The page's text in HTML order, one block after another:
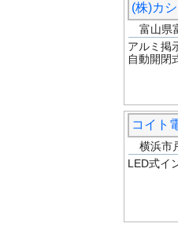
(株)カシ
富山県
アルミ掲
自動開閉
コイト
横浜市
LED式イ